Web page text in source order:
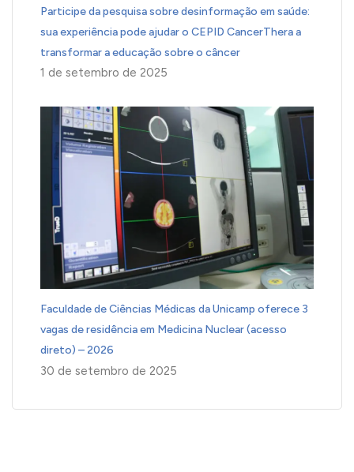
Participe da pesquisa sobre desinformação em saúde:
sua experiência pode ajudar o CEPID CancerThera a
transformar a educação sobre o câncer
1 de setembro de 2025
Faculdade de Ciências Médicas da Unicamp oferece 3
vagas de residência em Medicina Nuclear (acesso
direto) – 2026
30 de setembro de 2025